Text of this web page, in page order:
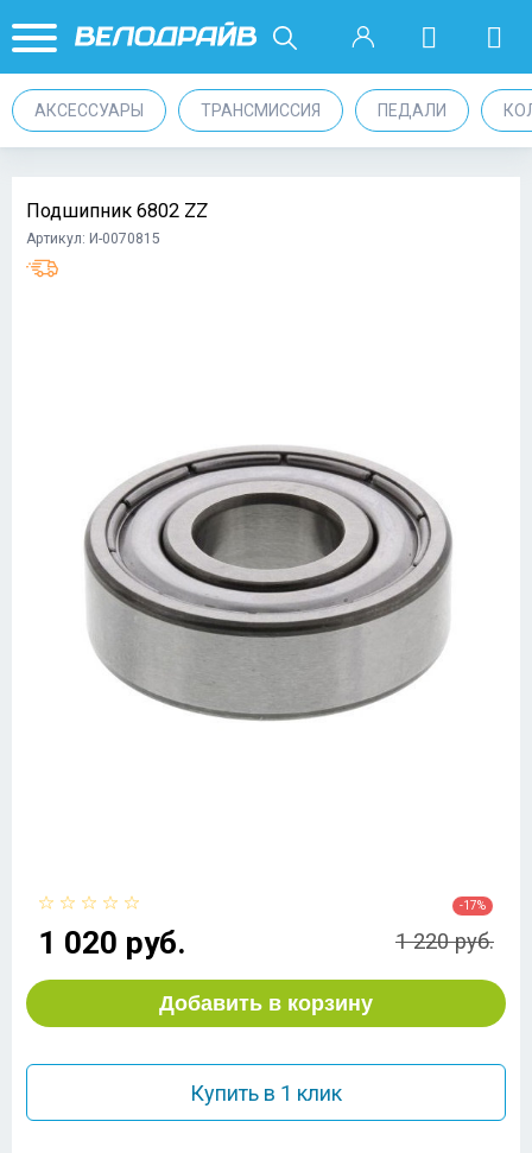
АКСЕССУАРЫ ТРАНСМИССИЯ ПЕДАЛИ
Подшипник 6802 ZZ
Артикул: И-0070815
1 020 руб.
-17%
1 220 руб.
Добавить в корзину
Купить в 1 клик